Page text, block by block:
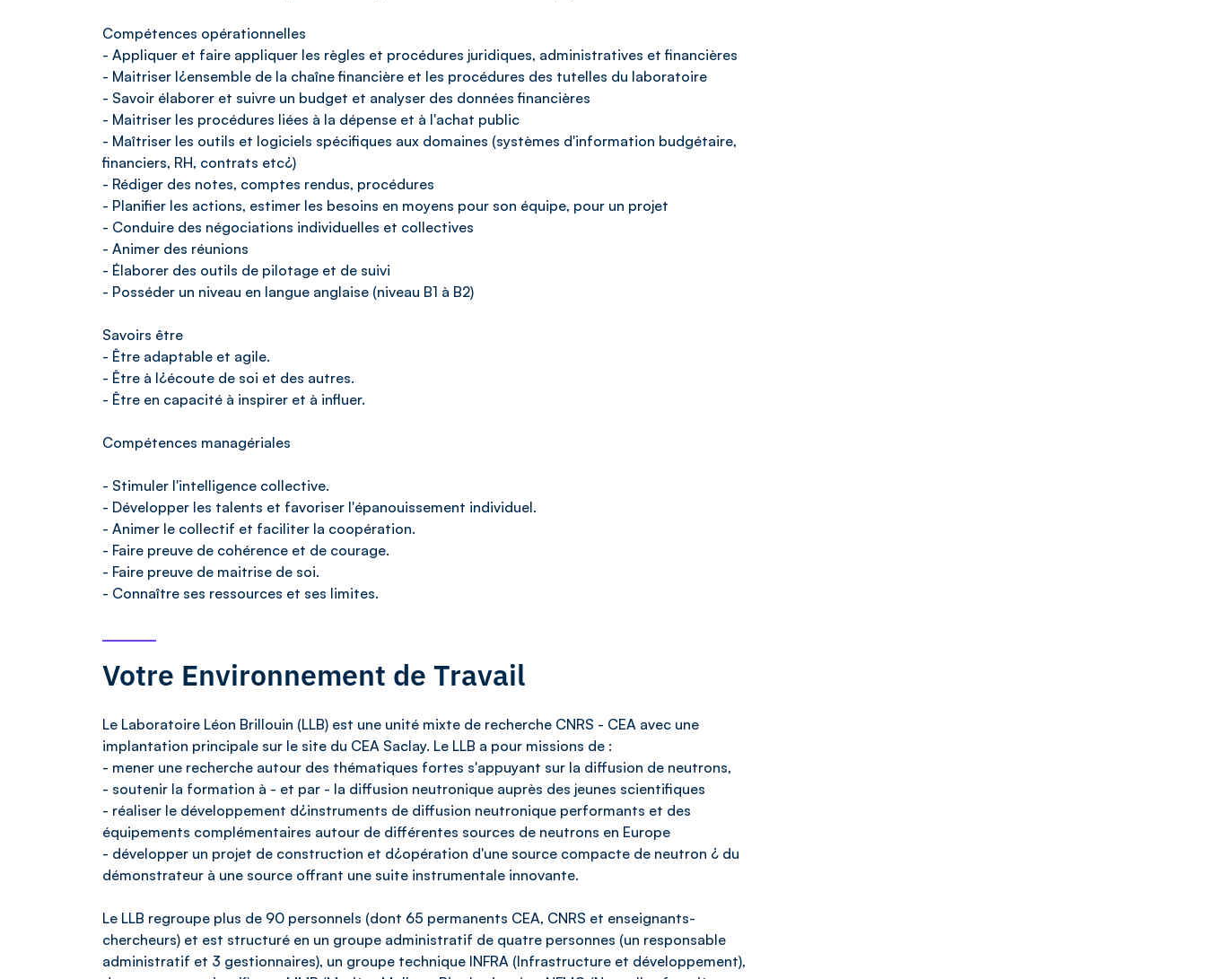
Compétences opérationnelles
- Appliquer et faire appliquer les règles et procédures juridiques, administratives et financières
- Maitriser l¿ensemble de la chaîne financière et les procédures des tutelles du laboratoire
- Savoir élaborer et suivre un budget et analyser des données financières
- Maitriser les procédures liées à la dépense et à l'achat public
- Maîtriser les outils et logiciels spécifiques aux domaines (systèmes d'information budgétaire,
financiers, RH, contrats etc¿)
- Rédiger des notes, comptes rendus, procédures
- Planifier les actions, estimer les besoins en moyens pour son équipe, pour un projet
- Conduire des négociations individuelles et collectives
- Animer des réunions
- Élaborer des outils de pilotage et de suivi
- Posséder un niveau en langue anglaise (niveau B1 à B2)
Savoirs être
- Être adaptable et agile.
- Être à l¿écoute de soi et des autres.
- Être en capacité à inspirer et à influer.
Compétences managériales
- Stimuler l'intelligence collective.
- Développer les talents et favoriser l'épanouissement individuel.
- Animer le collectif et faciliter la coopération.
- Faire preuve de cohérence et de courage.
- Faire preuve de maitrise de soi.
- Connaître ses ressources et ses limites.
Votre Environnement de Travail
Le Laboratoire Léon Brillouin (LLB) est une unité mixte de recherche CNRS - CEA avec une
implantation principale sur le site du CEA Saclay. Le LLB a pour missions de :
- mener une recherche autour des thématiques fortes s'appuyant sur la diffusion de neutrons,
- soutenir la formation à - et par - la diffusion neutronique auprès des jeunes scientifiques
- réaliser le développement d¿instruments de diffusion neutronique performants et des
équipements complémentaires autour de différentes sources de neutrons en Europe
- développer un projet de construction et d¿opération d'une source compacte de neutron ¿ du
démonstrateur à une source offrant une suite instrumentale innovante.
Le LLB regroupe plus de 90 personnels (dont 65 permanents CEA, CNRS et enseignants-
chercheurs) et est structuré en un groupe administratif de quatre personnes (un responsable
administratif et 3 gestionnaires), un groupe technique INFRA (Infrastructure et développement),